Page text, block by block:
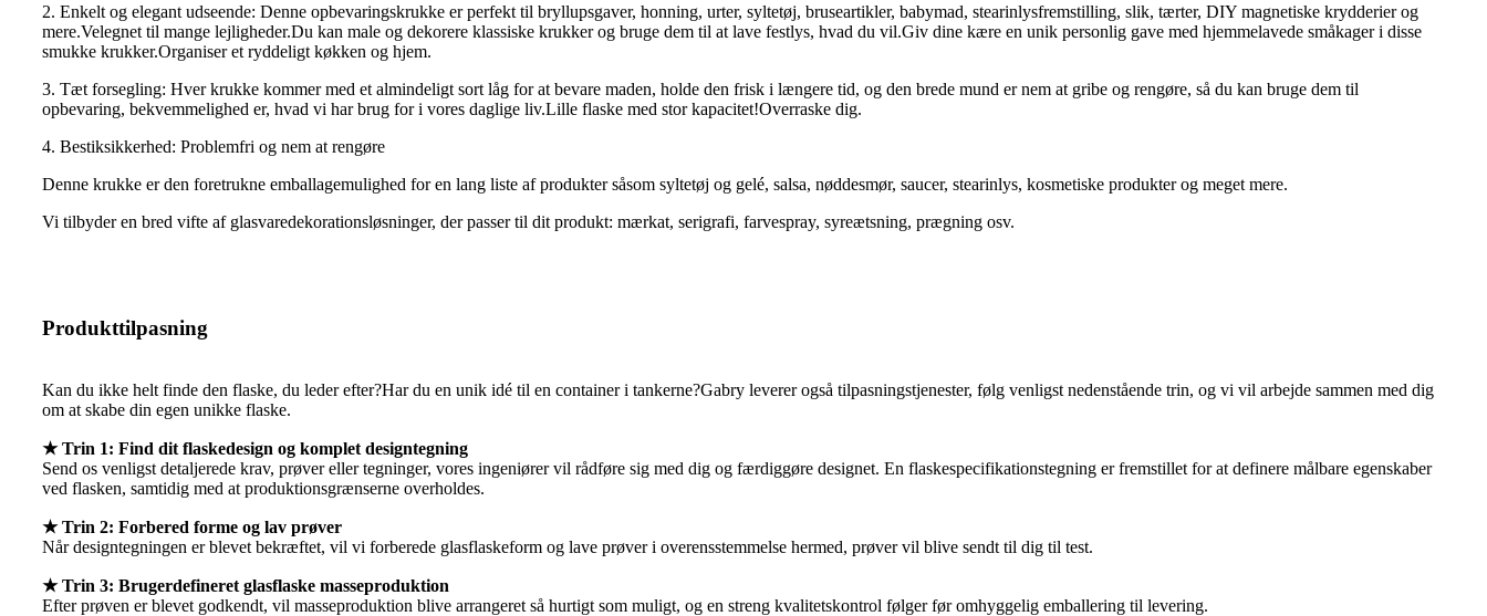
2. Enkelt og elegant udseende: Denne opbevaringskrukke er perfekt til bryllupsgaver, honning, urter, syltetøj, bruseartikler, babymad, stearinlysfremstilling, slik, tærter, DIY magnetiske krydderier og
mere.Velegnet til mange lejligheder.Du kan male og dekorere klassiske krukker og bruge dem til at lave festlys, hvad du vil.Giv dine kære en unik personlig gave med hjemmelavede småkager i disse
smukke krukker.Organiser et ryddeligt køkken og hjem.
3. Tæt forsegling: Hver krukke kommer med et almindeligt sort låg for at bevare maden, holde den frisk i længere tid, og den brede mund er nem at gribe og rengøre, så du kan bruge dem til
opbevaring, bekvemmelighed er, hvad vi har brug for i vores daglige liv.Lille flaske med stor kapacitet!Overraske dig.
4. Bestiksikkerhed: Problemfri og nem at rengøre
Denne krukke er den foretrukne emballagemulighed for en lang liste af produkter såsom syltetøj og gelé, salsa, nøddesmør, saucer, stearinlys, kosmetiske produkter og meget mere.
Vi tilbyder en bred vifte af glasvaredekorationsløsninger, der passer til dit produkt: mærkat, serigrafi, farvespray, syreætsning, prægning osv.
Produkttilpasning
Kan du ikke helt finde den flaske, du leder efter?Har du en unik idé til en container i tankerne?Gabry leverer også tilpasningstjenester, følg venligst nedenstående trin, og vi vil arbejde sammen med dig
om at skabe din egen unikke flaske.
★ Trin 1: Find dit flaskedesign og komplet designtegning
Send os venligst detaljerede krav, prøver eller tegninger, vores ingeniører vil rådføre sig med dig og færdiggøre designet. En flaskespecifikationstegning er fremstillet for at definere målbare egenskaber
ved flasken, samtidig med at produktionsgrænserne overholdes.
★ Trin 2: Forbered forme og lav prøver
Når designtegningen er blevet bekræftet, vil vi forberede glasflaskeform og lave prøver i overensstemmelse hermed, prøver vil blive sendt til dig til test.
★ Trin 3: Brugerdefineret glasflaske masseproduktion
Efter prøven er blevet godkendt, vil masseproduktion blive arrangeret så hurtigt som muligt, og en streng kvalitetskontrol følger før omhyggelig emballering til levering.